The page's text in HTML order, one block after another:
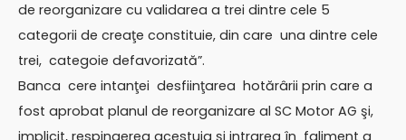
de reorganizare cu validarea a trei dintre cele 5
categorii de creaţe constituie, din care una dintre cele
trei, categoie defavorizată”.
Banca cere intanţei desfiinţarea hotărârii prin care a
fost aprobat planul de reorganizare al SC Motor AG şi,